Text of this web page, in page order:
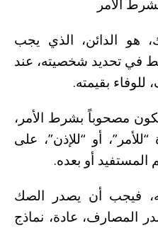
الأمر
هو الدائن، الذي يجب
في تحديد شخصيته، عند
بقيمته.
مصحوباً بشرط الأمر،
أو “للإذن”، على
أو بعده.
فيجب أن يصدر الصك
المصارف، عادة، نماذج